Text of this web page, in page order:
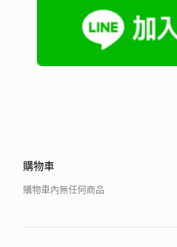
購物車
購物車內無任何商品